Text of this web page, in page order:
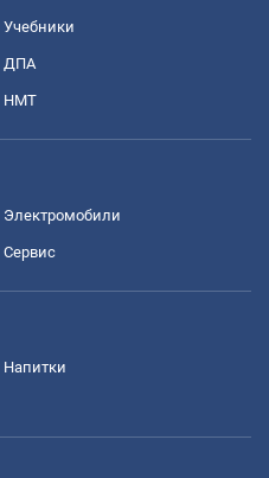
Учебники
ДПА
НМТ
Электромобили
Сервис
Напитки